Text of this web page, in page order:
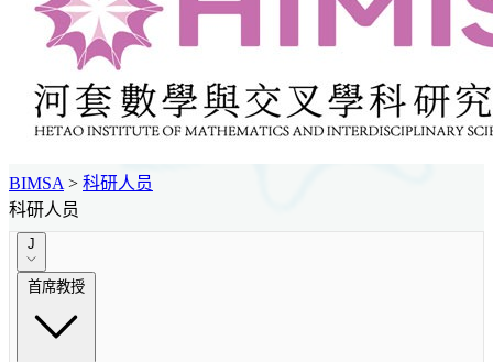
BIMSA > 科研人员
科研人员
J
首席教授